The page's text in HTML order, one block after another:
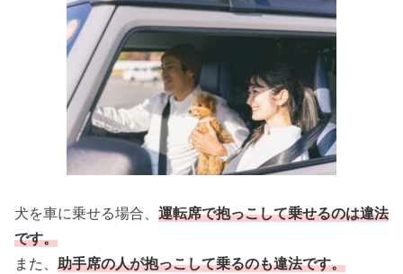
犬を車に乗せる場合、 運転席で抱っこして乗せるのは違法
です。
また、 助手席の人が抱っこして乗るのも違法です。